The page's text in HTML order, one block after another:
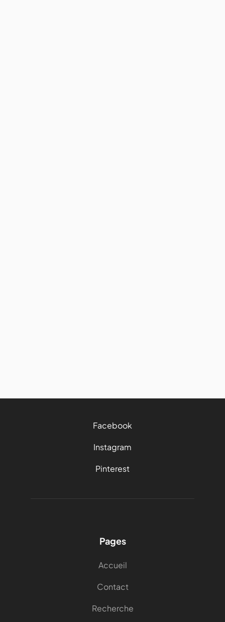
Facebook
Instagram
Pinterest
Pages
Accueil
Contact
Recherche